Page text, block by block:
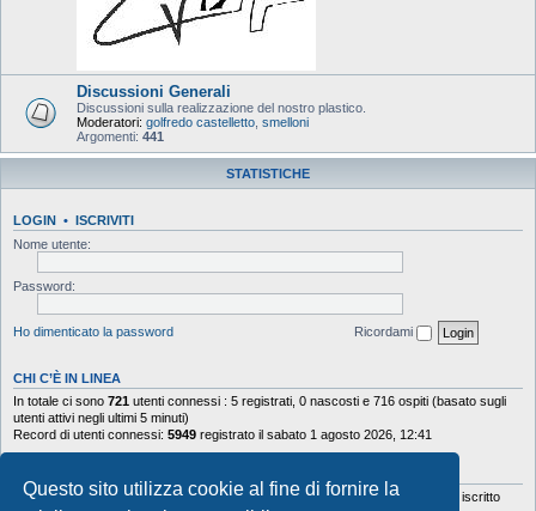
Questo sito utilizza cookie al fine di fornire la
Discussioni Generali
Discussioni sulla realizzazione del nostro plastico.
Moderatori: golfredo castelletto smelloni
Argomenti: 441
STATISTICHE
LOGIN • ISCRIVITI
Nome utente:
Password:
Ho dimenticato la password Ricordami
CHI C’È IN LINEA
In totale ci sono 721 utenti connessi : 5 registrati, 0 nascosti e 716 ospiti (basato sugli
utenti attivi negli ultimi 5 minuti)
Record di utenti connessi: 5949 registrato il sabato 1 agosto 2026, 12:41
Totale messaggi103644• Totale argomenti 9878• Totale iscritti 5630
• Ultimo iscritto